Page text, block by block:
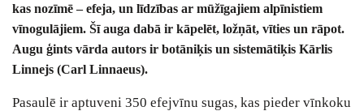
kas nozīmē – efeja, un līdzības ar mūžīgajiem alpīnistiem
vīnogulājiem. Šī auga dabā ir kāpelēt, ložņāt, vīties un rāpot.
Augu ģints vārda autors ir botāniķis un sistemātiķis Kārlis
Linnejs (Carl Linnaeus).
Pasaulē ir aptuveni 350 efejvīnu sugas, kas pieder vīnkoku